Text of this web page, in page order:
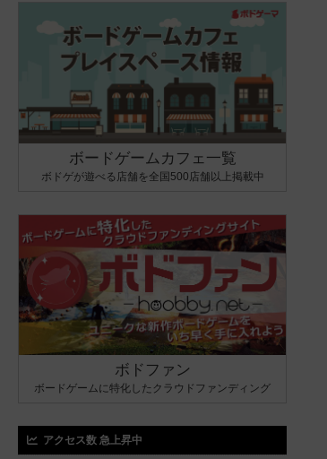
ボードゲームカフェ一覧
ボドゲが遊べる店舗を全国500店舗以上掲載中
ボドファン
ボードゲームに特化したクラウドファンディング
アクセス数 急上昇中